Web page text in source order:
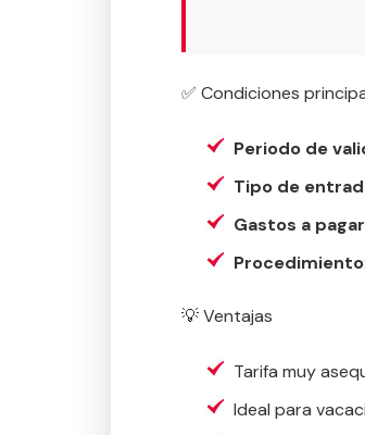
✅ Condiciones
Periodo de
Tipo de
Gastos a pagar
Procedimiento
💡 Ventajas
Tarifa muy
Ideal para